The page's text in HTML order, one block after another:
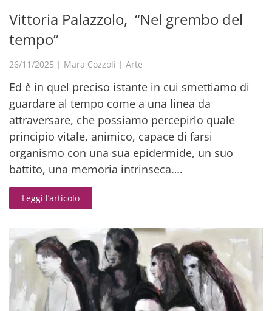
Vittoria Palazzolo, “Nel grembo del
tempo”
26/11/2025 | Mara Cozzoli | Arte
Ed è in quel preciso istante in cui smettiamo di
guardare al tempo come a una linea da
attraversare, che possiamo percepirlo quale
principio vitale, animico, capace di farsi
organismo con una sua epidermide, un suo
battito, una memoria intrinseca….
Leggi l’articolo